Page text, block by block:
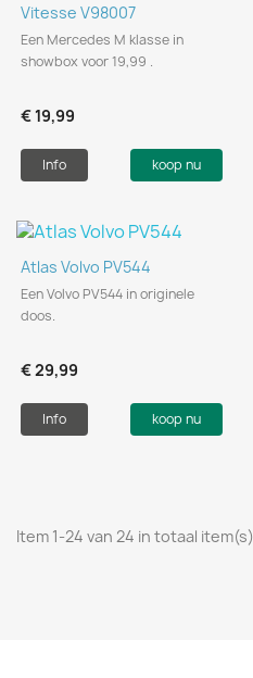
Vitesse V98007
Een Mercedes M klasse in
showbox voor 19,99 .
€ 19,99
Info koop nu
Atlas Volvo PV544
Een Volvo PV544 in originele
doos.
€ 29,99
Info koop nu
Item 1-24 van 24 in totaal item(s)